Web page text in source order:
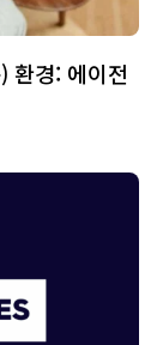
환경: 에이전